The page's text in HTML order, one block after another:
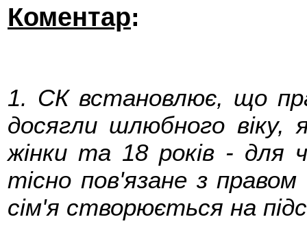
Коментар:
1. СК встановлює, що
досягли шлюбного віку,
жінки та 18 років - для
тісно пов'язане з
сім'я створюється на